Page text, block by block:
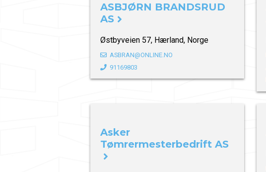
ASBJØRN BRANDSRUD
AS
Østbyveien 57, Hærland, Norge
ASBRAN@ONLINE.NO
91169803
Asker
Tømrermesterbedrift AS